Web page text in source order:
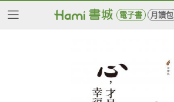
電子書 月讀包